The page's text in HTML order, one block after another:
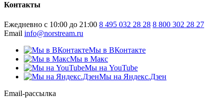
Контакты
Ежедневно с 10:00 до 21:00 8 495 032 28 28 8 800 302 28 27
Email info@norstream.ru
Мы в ВКонтакте
Мы в Макс
Мы на YouTube
Мы на Яндекс.Дзен
Email-рассылка